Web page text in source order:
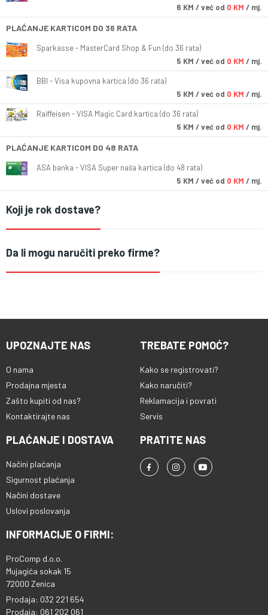
6 KM / već od 0 KM / mj.
PLAĆANJE KARTICOM DO 36 RATA
Sparkasse - MasterCard Shop & Fun (do 36 rata)
5 KM / već od 0 KM / mj.
BBI - Visa kupovna kartica (do 36 rata)
5 KM / već od 0 KM / mj.
Raiffeisen - VISA Magic Card kartica (do 36 rata)
5 KM / već od 0 KM / mj.
PLAĆANJE KARTICOM DO 48 RATA
ASA banka - VISA Super naša kartica (do 48 rata)
5 KM / već od 0 KM / mj.
Koji je rok dostave?
Da li mogu naručiti preko firme?
UPOZNAJTE NAS
O nama
Prodajna mjesta
Zašto kupiti od nas?
Kontaktirajte nas
TREBATE POMOĆ?
Kako se registrovati?
Kako naručiti?
Reklamacija i povrati
Servis
PLAĆANJE I DOSTAVA
Načini plaćanja
Sigurnost plaćanja
Načini dostave
Uslovi poslovanja
PRATITE NAS
INFORMACIJE O FIRMI:
ProComp d.o.o.
Mujagića sokak 15
72000 Zenica
Prodaja: 032 221 654
Prodaja: 061 202 061